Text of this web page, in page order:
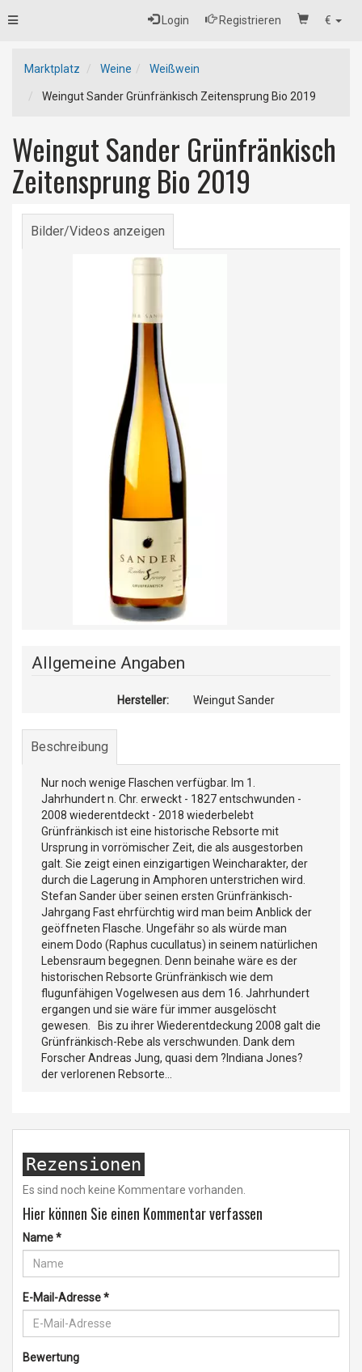
€
Login Registrieren
Toggle
Marktplatz Weine Weißwein
Weingut Sander Grünfränkisch Zeitensprung Bio 2019
Weingut Sander Grünfränkisch
Zeitensprung Bio 2019
Bilder/Videos anzeigen
Allgemeine Angaben
Hersteller: Weingut Sander
Beschreibung
Nur noch wenige Flaschen verfügbar. Im 1.
Jahrhundert n. Chr. erweckt - 1827 entschwunden -
2008 wiederentdeckt - 2018 wiederbelebt
Grünfränkisch ist eine historische Rebsorte mit
Ursprung in vorrömischer Zeit, die als ausgestorben
galt. Sie zeigt einen einzigartigen Weincharakter, der
durch die Lagerung in Amphoren unterstrichen wird.
Stefan Sander über seinen ersten Grünfränkisch-
Jahrgang Fast ehrfürchtig wird man beim Anblick der
geöffneten Flasche. Ungefähr so als würde man
einem Dodo (Raphus cucullatus) in seinem natürlichen
Lebensraum begegnen. Denn beinahe wäre es der
historischen Rebsorte Grünfränkisch wie dem
flugunfähigen Vogelwesen aus dem 16. Jahrhundert
ergangen und sie wäre für immer ausgelöscht
gewesen. Bis zu ihrer Wiederentdeckung 2008 galt die
Grünfränkisch-Rebe als verschwunden. Dank dem
Forscher Andreas Jung, quasi dem ?Indiana Jones?
der verlorenen Rebsorte...
Rezensionen
Es sind noch keine Kommentare vorhanden.
Hier können Sie einen Kommentar verfassen
Name*
E-Mail-Adresse*
Bewertung